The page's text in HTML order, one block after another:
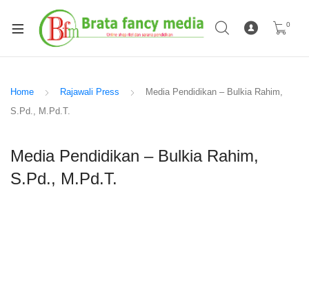
0
Home Rajawali Press
Media Pendidikan – Bulkia Rahim,
S.Pd., M.Pd.T.
Media Pendidikan – Bulkia Rahim,
S.Pd., M.Pd.T.